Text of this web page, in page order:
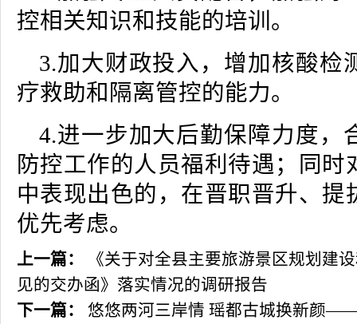
控相关知识和技能的培训。
3.加大财政投入，增加核酸检
疗救助和隔离管控的能力。
4.进一步加大后勤保障力度，
防控工作的人员福利待遇；同时
中表现出色的，在晋职晋升、提
优先考虑。
上一篇：
《关于对全县主要旅游景区规划建
见的交办函》落实情况的调研报告
下一篇：
悠悠两河三岸情 瑶都古城换新颜